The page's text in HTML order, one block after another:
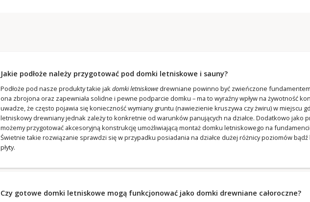
Jakie podłoże należy przygotować pod domki letniskowe i sauny?
Podłoże pod nasze produkty takie jakdomki letniskowedrewniane powinno być zwieńczone fundamentem
ona zbrojona oraz zapewniała solidne i pewne podparcie domku – ma to wyraźny wpływ na żywotność
uwadze, że często pojawia się konieczność wymiany gruntu (nawiezienie kruszywa czy żwiru) w miejscu
letniskowy drewniany jednak zależy to konkretnie od warunków panujących na działce. Dodatkowo jako
możemy przygotować akcesoryjną konstrukcję umożliwiającą montaż domku letniskowego na
Świetnie takie rozwiązanie sprawdzi się w przypadku posiadania na działce dużej różnicy poziomów
płyty.
Czy gotowe domki letniskowe mogą funkcjonować jako domki drewniane całoroczne?